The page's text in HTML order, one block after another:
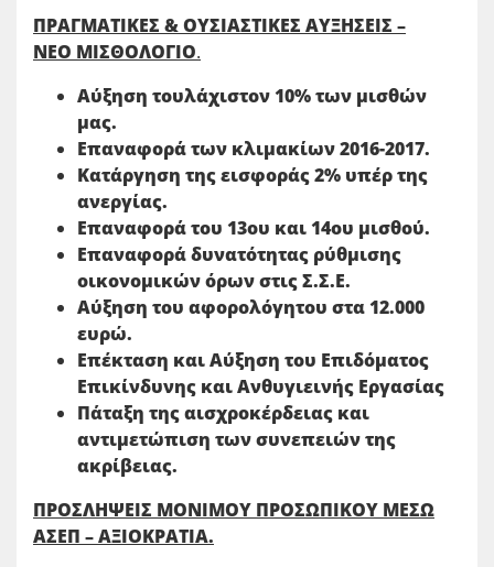
ΠΡΑΓΜΑΤΙΚΕΣ & ΟΥΣΙΑΣΤΙΚΕΣ ΑΥΞΗΣΕΙΣ –
ΝΕΟ ΜΙΣΘΟΛΟΓΙΟ.
Αύξηση τουλάχιστον 10% των μισθών
μας.
Επαναφορά των κλιμακίων 2016-2017.
Κατάργηση της εισφοράς 2% υπέρ της
ανεργίας.
Επαναφορά του 13ου και 14ου μισθού.
Επαναφορά δυνατότητας ρύθμισης
οικονομικών όρων στις Σ.Σ.Ε.
Αύξηση του αφορολόγητου στα 12.000
ευρώ.
Επέκταση και Αύξηση του Επιδόματος
Επικίνδυνης και Ανθυγιεινής Εργασίας
Πάταξη της αισχροκέρδειας και
αντιμετώπιση των συνεπειών της
ακρίβειας.
ΠΡΟΣΛΗΨΕΙΣ ΜΟΝΙΜΟΥ ΠΡΟΣΩΠΙΚΟΥ ΜΕΣΩ
ΑΣΕΠ – ΑΞΙΟΚΡΑΤΙΑ.